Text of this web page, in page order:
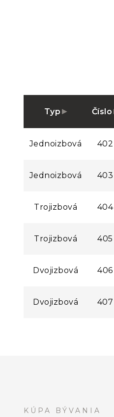
Typ Číslo
Jednoizbová 402
Jednoizbová 403
Trojizbová 404
Trojizbová 405
Dvojizbová 406
Dvojizbová 407
KÚPA BÝVANIA